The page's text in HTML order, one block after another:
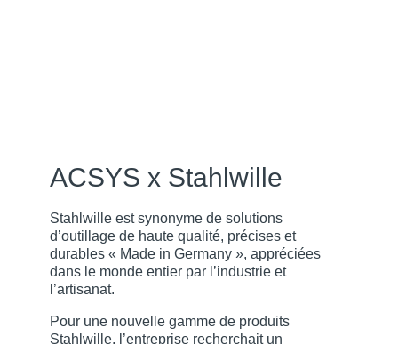
ACSYS x Stahlwille
Stahlwille est synonyme de solutions
d’outillage de haute qualité, précises et
durables « Made in Germany », appréciées
dans le monde entier par l’industrie et
l’artisanat.
Pour une nouvelle gamme de produits
Stahlwille, l’entreprise recherchait un